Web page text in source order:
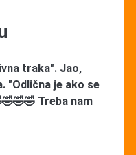
traka". Jao,
"Odlična je ako se
Treba nam